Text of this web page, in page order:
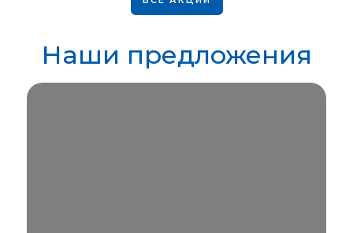
Наши предложения